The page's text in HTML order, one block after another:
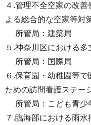
４.管理不全空家の改
よる総合的な空家等対
所管局：建築局
５.神奈川区における
所管局：国際局
６.保育園・幼稚園等
ための訪問看護ステー
所管局：こども青少
７.臨海部における雨